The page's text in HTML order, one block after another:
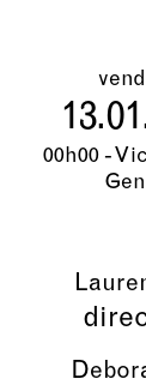
00h00 -